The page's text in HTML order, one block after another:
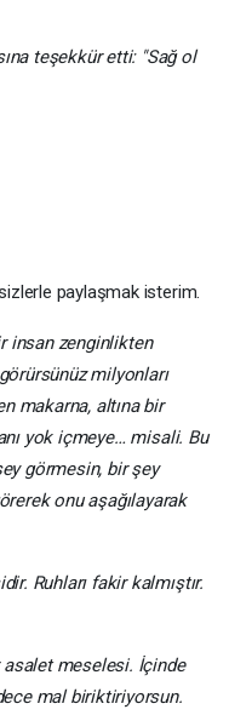
teşekkür etti: "Sağ ol
paylaşmak isterim.
insan zenginlikten
milyonları
makarna, altına bir
yok içmeye… misali. Bu
görmesin, bir şey
onu aşağılayarak
Ruhları fakir kalmıştır.
meselesi. İçinde
mal biriktiriyorsun.